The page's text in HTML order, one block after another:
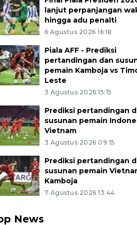
lanjut perpanjangan
hingga adu penalti
6 Agustus 2026 16:18
Piala AFF - Prediksi
pertandingan dan
pemain Kamboja vs
Leste
3 Agustus 2026 15:15
Prediksi pertandingan
susunan pemain
Vietnam
3 Agustus 2026 09:15
Prediksi pertandingan
susunan pemain
Kamboja
7 Agustus 2026 13:44
News